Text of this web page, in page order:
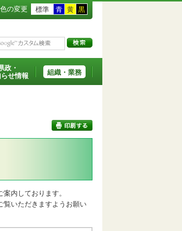
色の変更 標準 青 黄 黒
政・
せ情報
組織・業務
内しております。
覧いただきますようお願い